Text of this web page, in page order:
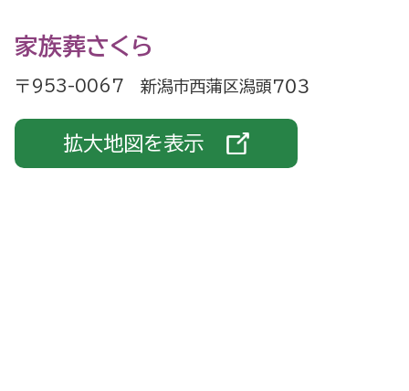
家族葬さくら
〒953-0067 新潟市西蒲区潟頭７０３
拡大地図を表示